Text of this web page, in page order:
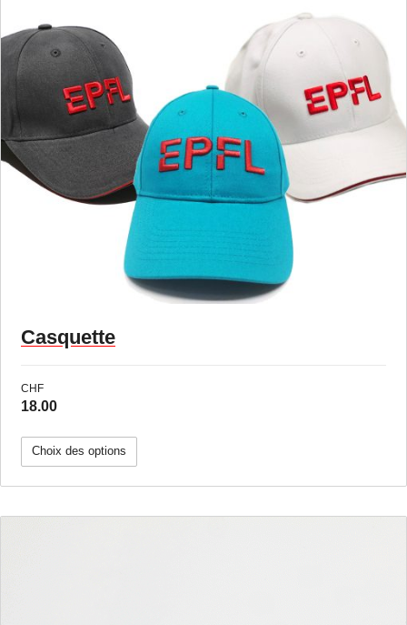
Casquette
CHF
18.00
Choix des options